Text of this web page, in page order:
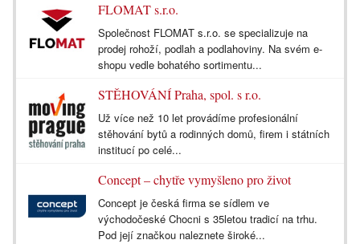
FLOMAT s.r.o.
Společnost FLOMAT s.r.o. se specializuje na
prodej rohoží, podlah a podlahoviny. Na svém e-
shopu vedle bohatého sortimentu...
STĚHOVÁNÍ Praha, spol. s r.o.
Už více než 10 let provádíme profesionální
stěhování bytů a rodinných domů, firem i státních
institucí po celé...
Concept – chytře vymyšleno pro život
Concept je česká firma se sídlem ve
východočeské Chocni s 35letou tradicí na trhu.
Pod její značkou naleznete široké...